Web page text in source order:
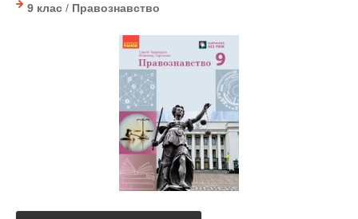
9 клас / Правознавство